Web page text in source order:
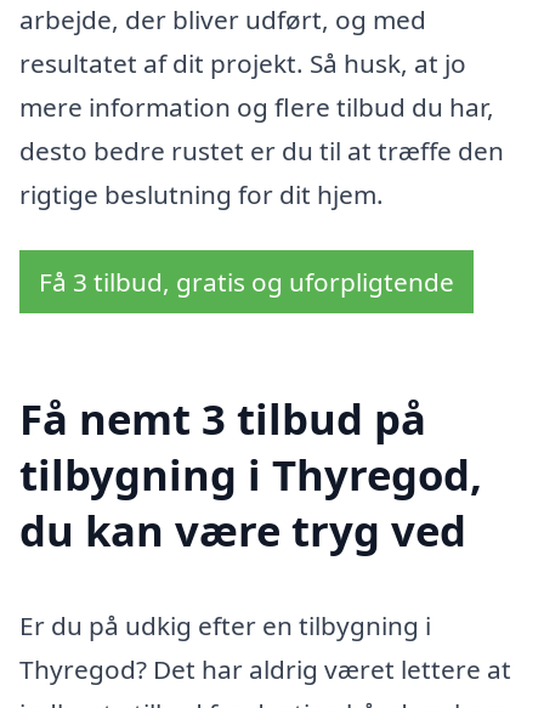
arbejde, der bliver udført, og med
resultatet af dit projekt. Så husk, at jo
mere information og flere tilbud du har,
desto bedre rustet er du til at træffe den
rigtige beslutning for dit hjem.
Få 3 tilbud, gratis og uforpligtende
Få nemt 3 tilbud på
tilbygning i Thyregod,
du kan være tryg ved
Er du på udkig efter en tilbygning i
Thyregod? Det har aldrig været lettere at